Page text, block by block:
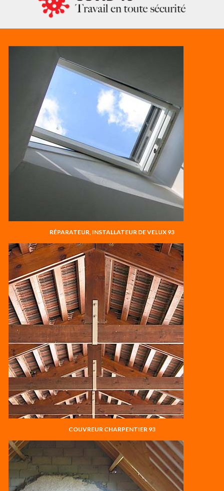
RÉPARATEUR, INSTALLATEUR DE VELUX 93
COUVREUR CHARPENTIER 93